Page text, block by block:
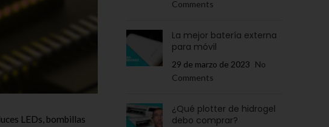
LEDs, bombillas
Comments
La mejor batería externa
para móvil
29 de marzo de 2023 No
Comments
¿Qué plotter de hidrogel
debo comprar?